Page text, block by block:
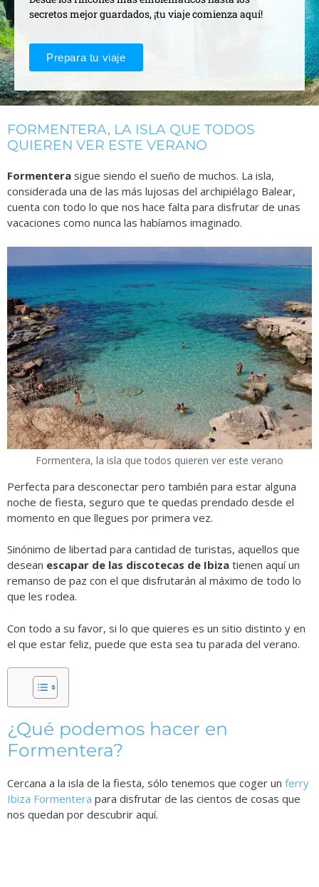
secretos mejor guardados, ¡tu viaje comienza aquí!
Prepara tu viaje
FORMENTERA, LA ISLA QUE TODOS
QUIEREN VER ESTE VERANO
Formentera sigue siendo el sueño de muchos. La isla,
considerada una de las más lujosas del archipiélago Balear,
cuenta con todo lo que nos hace falta para disfrutar de unas
vacaciones como nunca las habíamos imaginado.
Formentera, la isla que todos quieren ver este verano
Perfecta para desconectar pero también para estar alguna
noche de fiesta, seguro que te quedas prendado desde el
momento en que llegues por primera vez.
Sinónimo de libertad para cantidad de turistas, aquellos que
desean escapar de las discotecas de Ibiza tienen aquí un
remanso de paz con el que disfrutarán al máximo de todo lo
que les rodea.
Con todo a su favor, si lo que quieres es un sitio distinto y en
el que estar feliz, puede que esta sea tu parada del verano.
¿Qué podemos hacer en
Formentera?
Cercana a la isla de la fiesta, sólo tenemos que coger un ferry
Ibiza Formentera para disfrutar de las cientos de cosas que
nos quedan por descubrir aquí.